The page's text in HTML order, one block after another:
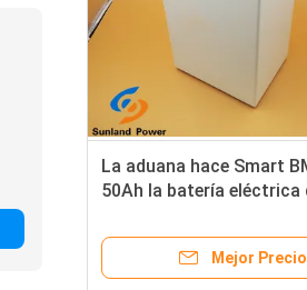
La aduana hace Smart
50Ah la batería eléctrica
Mejor Precio